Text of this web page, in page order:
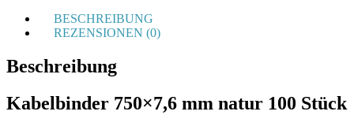
Stück
Menge
BESCHREIBUNG
REZENSIONEN (0)
Beschreibung
Kabelbinder 750×7,6 mm natur 100 Stück